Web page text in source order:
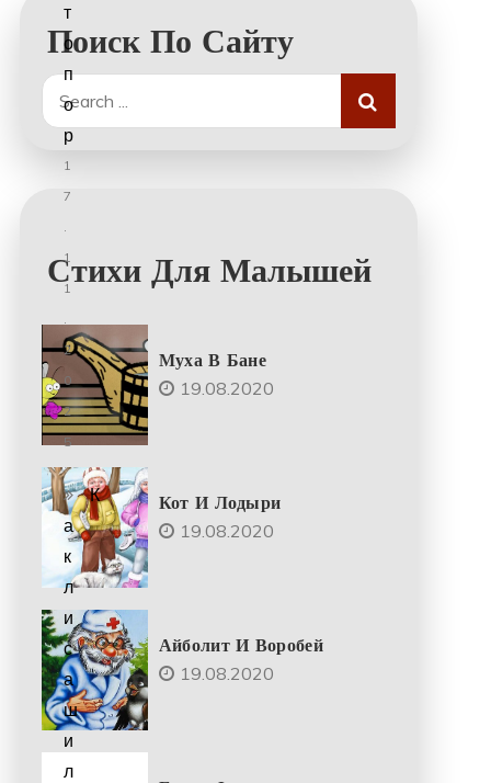
Поиск По Сайту
Search
for:
Стихи Для Малышей
Муха В Бане
19.08.2020
Кот И Лодыри
19.08.2020
Айболит И Воробей
19.08.2020
т
о
п
о
р
1
7
.
1
1
.
2
0
2
5
К
а
к
л
и
с
а
ш
и
л